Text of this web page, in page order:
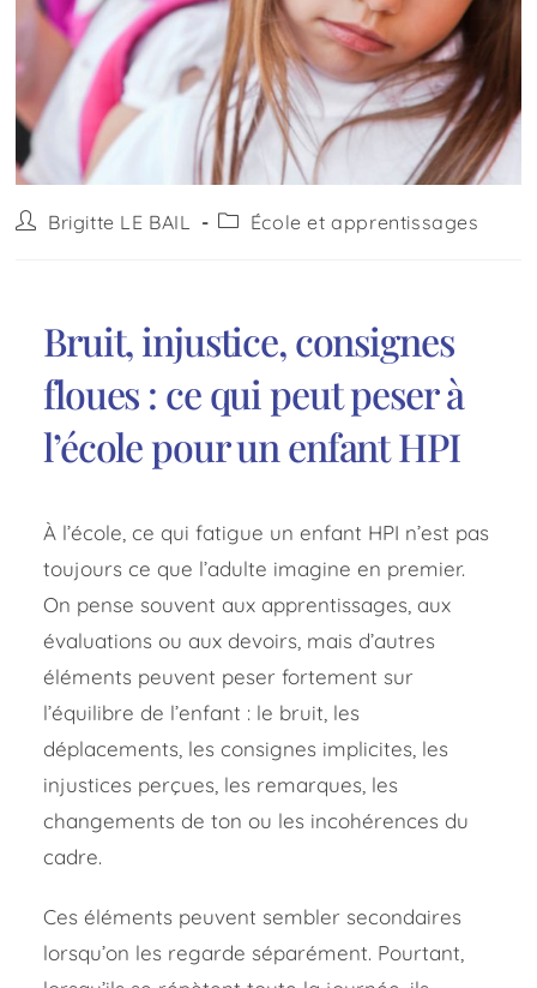
Brigitte LE BAIL École et apprentissages
Bruit, injustice, consignes
floues : ce qui peut peser à
l’école pour un enfant HPI
À l’école, ce qui fatigue un enfant HPI n’est pas
toujours ce que l’adulte imagine en premier.
On pense souvent aux apprentissages, aux
évaluations ou aux devoirs, mais d’autres
éléments peuvent peser fortement sur
l’équilibre de l’enfant : le bruit, les
déplacements, les consignes implicites, les
injustices perçues, les remarques, les
changements de ton ou les incohérences du
cadre.
Ces éléments peuvent sembler secondaires
lorsqu’on les regarde séparément. Pourtant,